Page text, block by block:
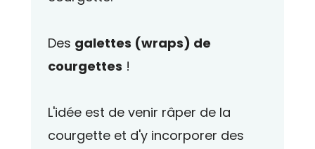
Des galettes (wraps) de
courgettes !
L'idée est de venir râper de la
courgette et d'y incorporer des